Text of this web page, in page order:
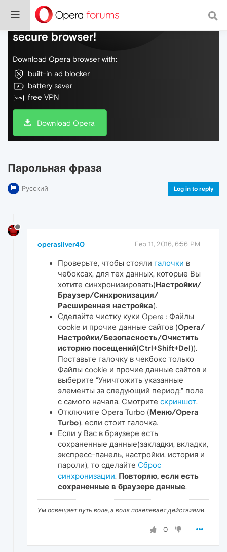
Do more on the web, with a fast and
secure browser!
Download Opera browser with:
built-in ad blocker
battery saver
free VPN
Download Opera
Парольная фраза
Русский Log in to reply
operasilver40 Feb 11, 2016, 6:56 PM
Проверьте, чтобы стояли галочки в
чебоксах, для тех данных, которые Вы
хотите синхронизировать(Настройки/
Браузер/Синхронизация/
Расширенная настройка).
Сделайте чистку куки Opera : Файлы
сookie и прочие данные сайтов (Opera/
Настройки/Безопасность/Очистить
историю посещений(Ctrl+Shift+Del)).
Поставьте галочку в чекбокс только
Файлы сookie и прочие данные сайтов и
выберите "Уничтожить указанные
элементы за следующий период:" поле
с самого начала. Смотрите скриншот.
Отключите Opera Turbo (Меню/Opera
Turbo), если стоит галочка.
Если у Вас в браузере есть
сохраненные данные(закладки, вкладки,
экспресс-панель, настройки, история и
пароли), то сделайте Сброс
синхронизации. Повторяю, если есть
сохраненные в браузере данные.
Ум освещает путь воле, а воля повелевает действиями.
0